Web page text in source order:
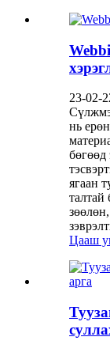
23-02-
нь
бөгөөд
ягаан
талтай
Цааш